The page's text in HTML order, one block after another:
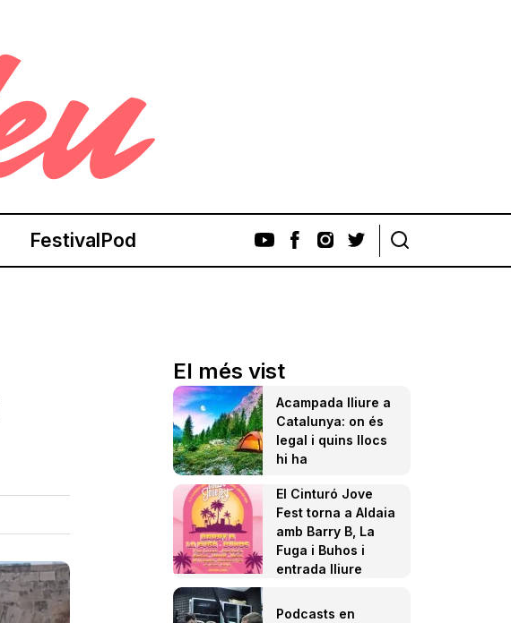
FestivalPod
El més vist
Acampada lliure a
Catalunya: on és
legal i quins llocs
hi ha
El Cinturó Jove
Fest torna a Aldaia
amb Barry B, La
Fuga i Buhos i
entrada lliure
Podcasts en